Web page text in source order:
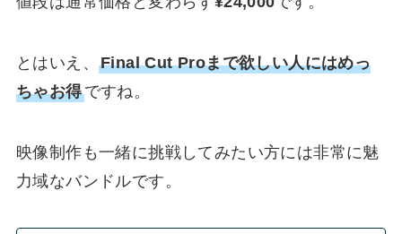
とはいえ、 Final Cut Proまで欲しい人にはめっ
ちゃお得ですね。
映像制作も一緒に挑戦してみたい方には非常に魅
力域なバンドルです。